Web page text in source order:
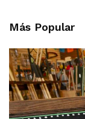
Más Popular